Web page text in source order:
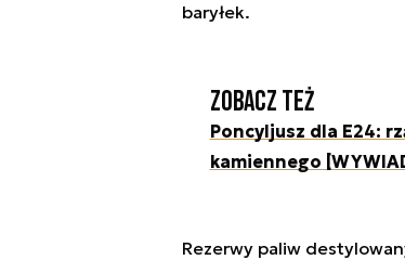
baryłek.
Zobacz też
Poncyljusz dla E24:
kamiennego
Rezerwy paliw